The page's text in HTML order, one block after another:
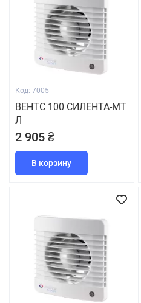
Код: 7005
ВЕНТС 100 СИЛЕНТА-МТ
Л
2 905 ₴
В корзину